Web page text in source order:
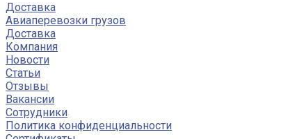
Доставка
Авиаперевозки грузов
Доставка
Компания
Новости
Статьи
Отзывы
Вакансии
Сотрудники
Политика конфиденциальности